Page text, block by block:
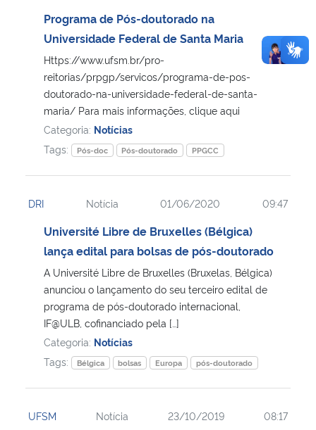
Programa de Pós-doutorado na
Universidade Federal de Santa Maria
Https://www.ufsm.br/pro-
reitorias/prpgp/servicos/programa-de-pos-
doutorado-na-universidade-federal-de-santa-
maria/ Para mais informações, clique aqui
Categoria: Notícias
Tags:
Pós-doc Pós-doutorado PPGCC
DRI Notícia 01/06/2020 09:47
Université Libre de Bruxelles (Bélgica)
lança edital para bolsas de pós-doutorado
A Université Libre de Bruxelles (Bruxelas, Bélgica)
anunciou o lançamento do seu terceiro edital de
programa de pós-doutorado internacional,
IF@ULB, cofinanciado pela […]
Categoria: Notícias
Tags:
Bélgica bolsas Europa pós-doutorado
UFSM Notícia 23/10/2019 08:17